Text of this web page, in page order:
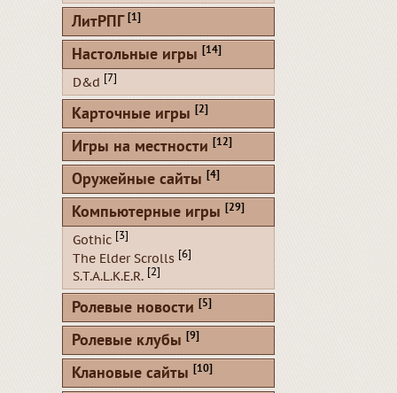
ЛитРПГ [1]
Настольные игры [14]
D&d [7]
Карточные игры [2]
Игры на местности [12]
Оружейные сайты [4]
Компьютерные игры [29]
Gothic [3]
The Elder Scrolls [6]
S.T.A.L.K.E.R. [2]
Ролевые новости [5]
Ролевые клубы [9]
Клановые сайты [10]